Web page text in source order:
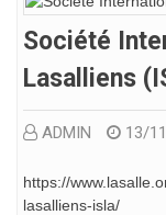
Société
Lasalliens
ADMIN 13/
https://
lasalliens-isla/